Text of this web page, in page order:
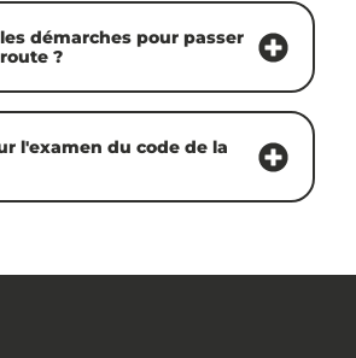
démarches pour passer
?
l'examen du code de la